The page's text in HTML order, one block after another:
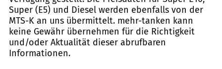
Super (E5) und Diesel werden ebenfalls von der
MTS-K an uns übermittelt. mehr-tanken kann
keine Gewähr übernehmen für die Richtigkeit
und/oder Aktualität dieser abrufbaren
Informationen.